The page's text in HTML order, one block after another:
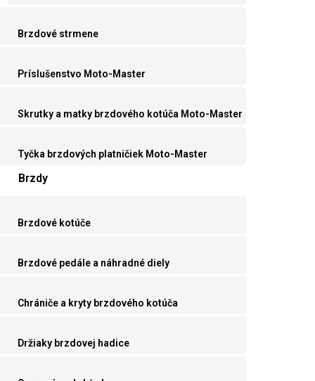
Brzdové strmene
Príslušenstvo Moto-Master
Skrutky a matky brzdového kotúča Moto-Master
Tyčka brzdových platničiek Moto-Master
Brzdy
Brzdové kotúče
Brzdové pedále a náhradné diely
Chrániče a kryty brzdového kotúča
Držiaky brzdovej hadice